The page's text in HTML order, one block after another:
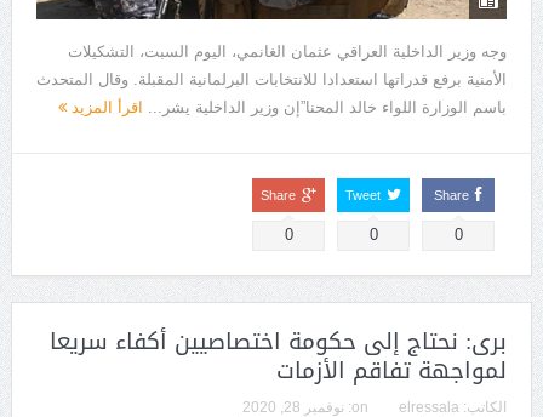
وجه وزير الداخلية العراقي عثمان الغانمي، اليوم السبت، التشكيلات
الأمنية برفع قدراتها استعدادا للانتخابات البرلمانية المقبلة. وقال المتحدث
باسم الوزارة اللواء خالد المحنا”إن وزير الداخلية يشر... اقرأ المزيد
Share
0
Tweet
0
Share
0
برى: نحتاج إلى حكومة اختصاصيين أكفاء سريعا
لمواجهة تفاقم الأزمات
الكاتب: elressala
on: نوفمبر 28, 2020